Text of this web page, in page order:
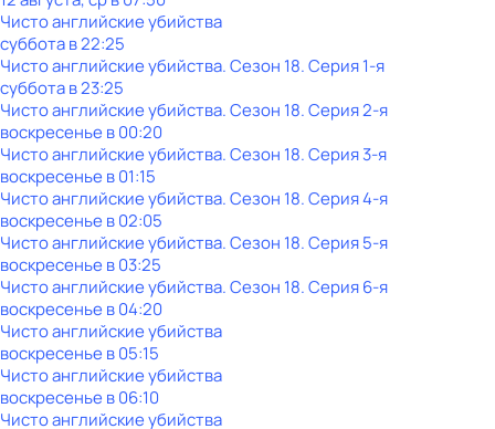
Чисто английские убийства
субботав22:25
Чисто английские убийства. Сезон 18. Серия 1-я
субботав23:25
Чисто английские убийства. Сезон 18. Серия 2-я
воскресенье в00:20
Чисто английские убийства. Сезон 18. Серия 3-я
воскресенье в01:15
Чисто английские убийства. Сезон 18. Серия 4-я
воскресенье в02:05
Чисто английские убийства. Сезон 18. Серия 5-я
воскресенье в03:25
Чисто английские убийства. Сезон 18. Серия 6-я
воскресенье в04:20
Чисто английские убийства
воскресенье в05:15
Чисто английские убийства
воскресенье в06:10
Чисто английские убийства